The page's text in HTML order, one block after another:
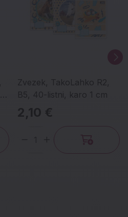
Zvezek, TakoLahko R2,
B5, 40-listni, karo 1 cm
2,10 €